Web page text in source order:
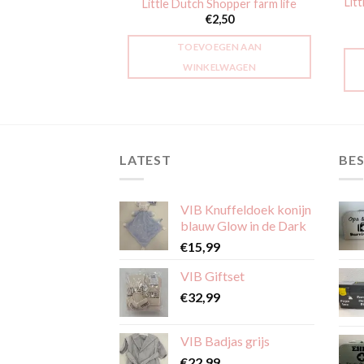
Little Dutch Shopper farm life
€2,50
TOEVOEGEN AAN
WINKELWAGEN
LATEST
VIB Knuffeldoek konijn
blauw Glow in de Dark
€15,99
VIB Giftset
€32,99
VIB Badjas grijs